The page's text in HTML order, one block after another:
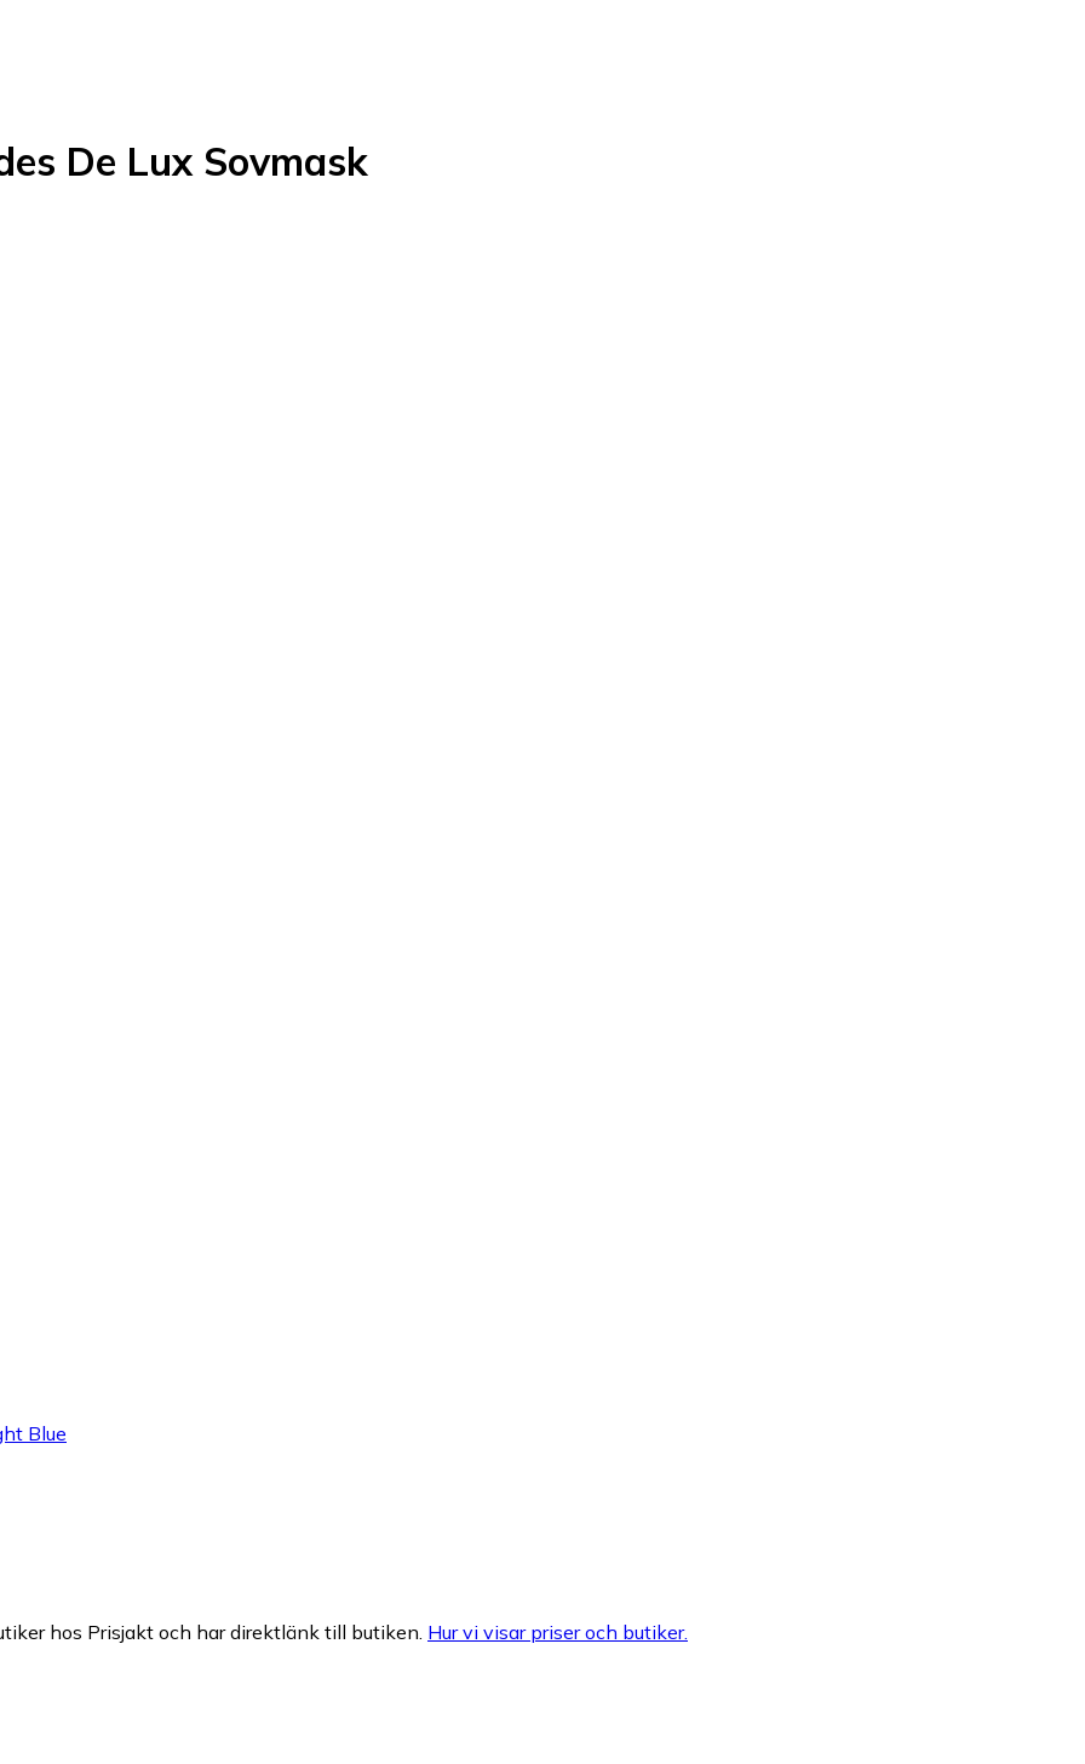
De Lux Sovmask
Blue
hos Prisjakt och har direktlänk till butiken. Hur vi visar priser och butiker.